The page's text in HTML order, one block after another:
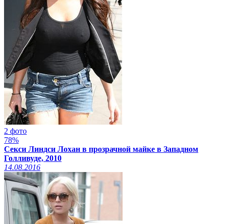
2 фото
78%
Секси Линдси Лохан в прозрачной майке в Западном
Голливуде, 2010
14.08.2016